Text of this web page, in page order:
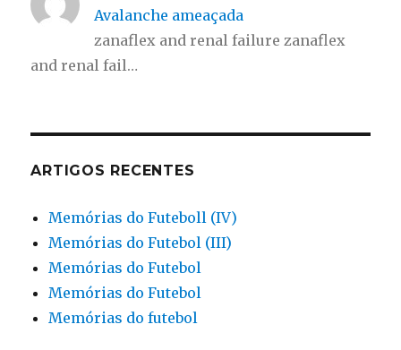
Avalanche ameaçada
zanaflex and renal failure zanaflex
and renal fail…
ARTIGOS RECENTES
Memórias do Futeboll (IV)
Memórias do Futebol (III)
Memórias do Futebol
Memórias do Futebol
Memórias do futebol